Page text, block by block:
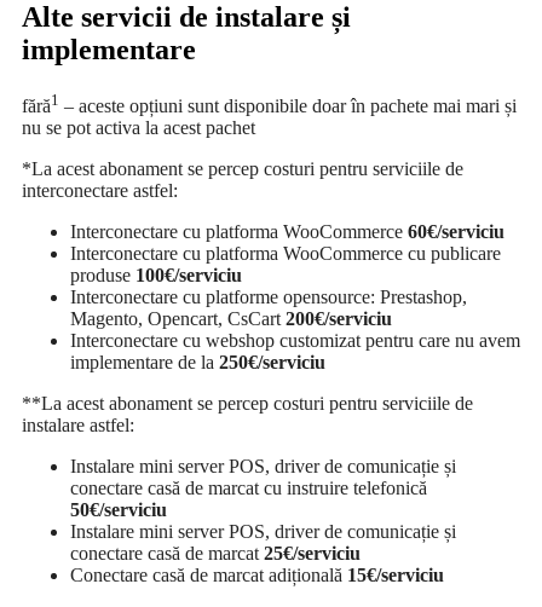
Alte servicii de instalare și
implementare
fără1 – aceste opțiuni sunt disponibile doar în pachete mai mari și
nu se pot activa la acest pachet
*La acest abonament se percep costuri pentru serviciile de
interconectare astfel:
Interconectare cu platforma WooCommerce 60€/serviciu
Interconectare cu platforma WooCommerce cu publicare
produse 100€/serviciu
Interconectare cu platforme opensource: Prestashop,
Magento, Opencart, CsCart 200€/serviciu
Interconectare cu webshop customizat pentru care nu avem
implementare de la 250€/serviciu
**La acest abonament se percep costuri pentru serviciile de
instalare astfel:
Instalare mini server POS, driver de comunicație și
conectare casă de marcat cu instruire telefonică
50€/serviciu
Instalare mini server POS, driver de comunicație și
conectare casă de marcat 25€/serviciu
Conectare casă de marcat adițională 15€/serviciu